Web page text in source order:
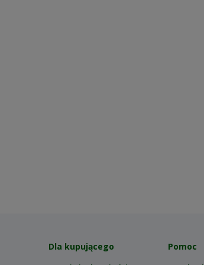
Dla kupującego Pomoc